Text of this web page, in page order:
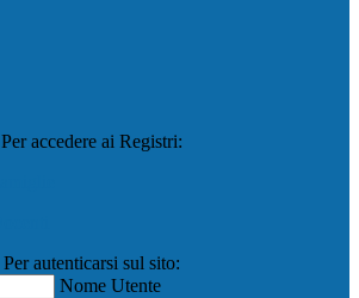
Per accedere ai Registri:
Per autenticarsi sul sito:
Nome Utente